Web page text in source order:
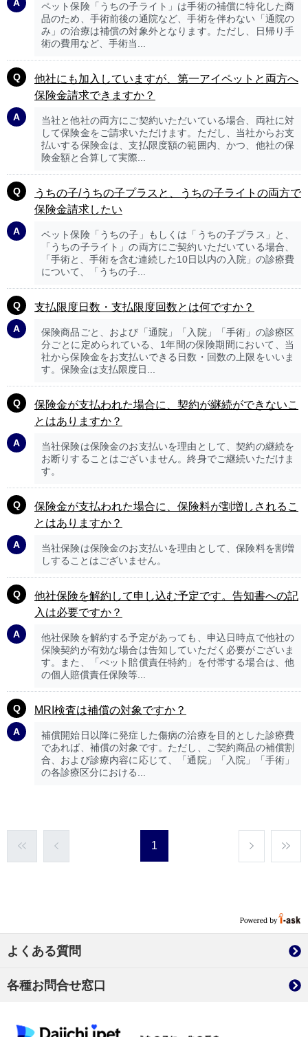
ペット保険「うちの子ライト」は手術の補償に特化した商
品のため、手術前後の通院など、手術を伴わない「通院の
み」の治療は補償の対象外となります。ただし、日帰り手
術の費用など、手術当...
他社にも加入していますが、第一アイペットと両方へ
保険金請求できますか？
当社と他社の両方にご契約いただいている場合、両社に対
して保険金をご請求いただけます。ただし、当社からお支
払いする保険金は、支払限度額の範囲内、かつ、他社の保
険金額と合算して実際...
うちの子/うちの子プラスと、うちの子ライトの両方で
保険金請求したい
ペット保険「うちの子」もしくは「うちの子プラス」と、
「うちの子ライト」の両方にご契約いただいている場合、
「手術と、手術を含む連続した10日以内の入院」の診療費
について、「うちの子...
支払限度日数・支払限度回数とは何ですか？
保険商品ごと、および「通院」「入院」「手術」の診療区
分ごとに定められている、1年間の保険期間において、当
社から保険金をお支払いできる日数・回数の上限をいいま
す。保険金は支払限度日...
保険金が支払われた場合に、契約が継続ができないこ
とはありますか？
当社保険は保険金のお支払いを理由として、契約の継続を
お断りすることはございません。終身でご継続いただけま
す。
保険金が支払われた場合に、保険料が割増しされるこ
とはありますか？
当社保険は保険金のお支払いを理由として、保険料を割増
しすることはございません。
他社保険を解約して申し込む予定です。告知書への記
入は必要ですか？
他社保険を解約する予定があっても、申込日時点で他社の
保険契約が有効な場合は告知していただく必要がございま
す。また、「ぺット賠償責任特約」を付帯する場合は、他
の個人賠償責任保険等...
MRI検査は補償の対象ですか？
補償開始日以降に発症した傷病の治療を目的とした診療費
であれば、補償の対象です。ただし、ご契約商品の補償割
合、および診療内容に応じて、「通院」「入院」「手術」
の各診療区分における...
1
よくある質問
各種お問合せ窓口